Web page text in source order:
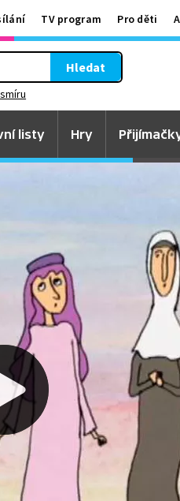
TV program Pro děti
Hledat
listy Hry